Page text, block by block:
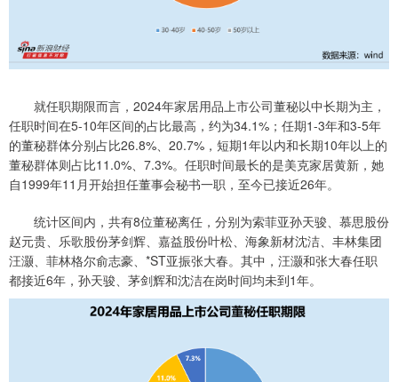
就任职期限而言，2024年家居用品上市公司董秘以中长期为主，
任职时间在5-10年区间的占比最高，约为34.1%；任期1-3年和3-5年
的董秘群体分别占比26.8%、20.7%，短期1年以内和长期10年以上的
董秘群体则占比11.0%、7.3%。任职时间最长的是美克家居黄新，她
自1999年11月开始担任董事会秘书一职，至今已接近26年。
统计区间内，共有8位董秘离任，分别为索菲亚孙天骏、慕思股份
赵元贵、乐歌股份茅剑辉、嘉益股份叶松、海象新材沈洁、丰林集团
汪灏、菲林格尔俞志豪、*ST亚振张大春。其中，汪灏和张大春任职
都接近6年，孙天骏、茅剑辉和沈洁在岗时间均未到1年。